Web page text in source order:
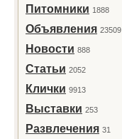
Питомники 1888
Объявления 23509
Новости 888
Статьи 2052
Клички 9913
Выставки 253
Развлечения 31